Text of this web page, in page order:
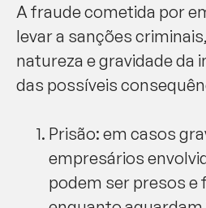
A fraude cometida por
levar a sanções
natureza e gravidade da
das possíveis
Prisão: em casos
empresários
podem ser presos e